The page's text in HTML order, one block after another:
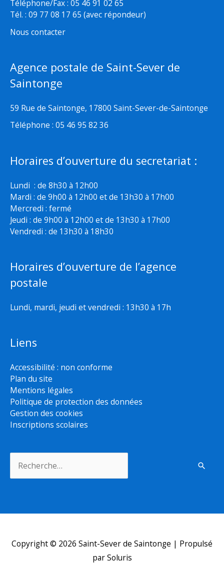
Téléphone/Fax : 05 46 91 02 65
Tél. : 09 77 08 17 65 (avec répondeur)
Nous contacter
Agence postale de Saint-Sever de
Saintonge
59 Rue de Saintonge, 17800 Saint-Sever-de-Saintonge
Téléphone : 05 46 95 82 36
Horaires d’ouverture du secretariat :
Lundi : de 8h30 à 12h00
Mardi : de 9h00 à 12h00 et de 13h30 à 17h00
Mercredi : fermé
Jeudi : de 9h00 à 12h00 et de 13h30 à 17h00
Vendredi : de 13h30 à 18h30
Horaires d’ouverture de l’agence
postale
Lundi, mardi, jeudi et vendredi : 13h30 à 17h
Liens
Accessibilité : non conforme
Plan du site
Mentions légales
Politique de protection des données
Gestion des cookies
Inscriptions scolaires
Copyright © 2026 Saint-Sever de Saintonge | Propulsé
par Soluris